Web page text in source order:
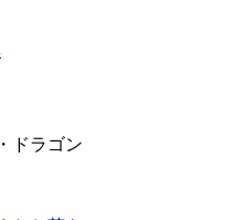
ドラゴン